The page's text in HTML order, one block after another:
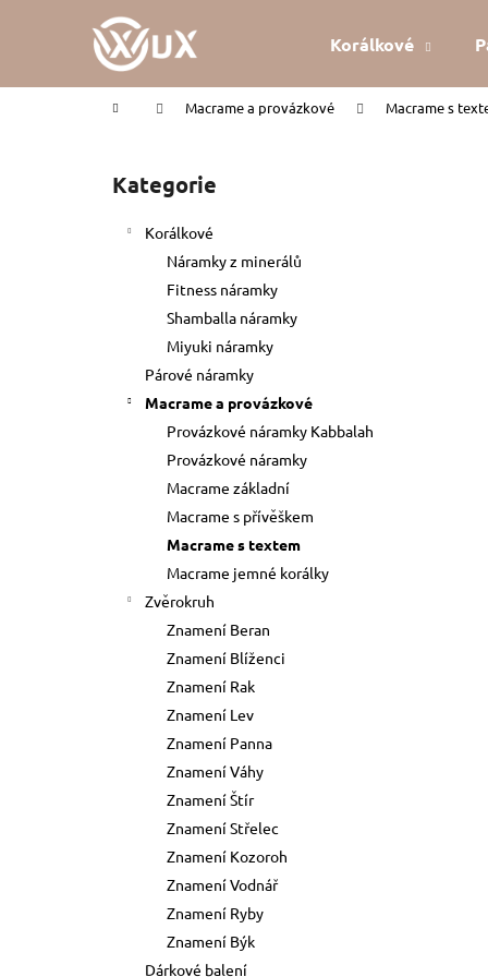
Korálkové
Domů Macrame a provázkové Macrame s
Přeskočit
kategorie
Kategorie
Korálkové
Náramky z minerálů
Fitness náramky
Shamballa náramky
Miyuki náramky
Párové náramky
Macrame a provázkové
Provázkové náramky Kabbalah
Provázkové náramky
Macrame základní
Macrame s přívěškem
Macrame s textem
Macrame jemné korálky
Zvěrokruh
Znamení Beran
Znamení Blíženci
Znamení Rak
Znamení Lev
Znamení Panna
Znamení Váhy
Znamení Štír
Znamení Střelec
Znamení Kozoroh
Znamení Vodnář
Znamení Ryby
Znamení Býk
Dárkové balení
í
Zpět
do
Zpět
do
KABBALAH ČERVENÝ NÁRAMEK
Původně: 89 Kč